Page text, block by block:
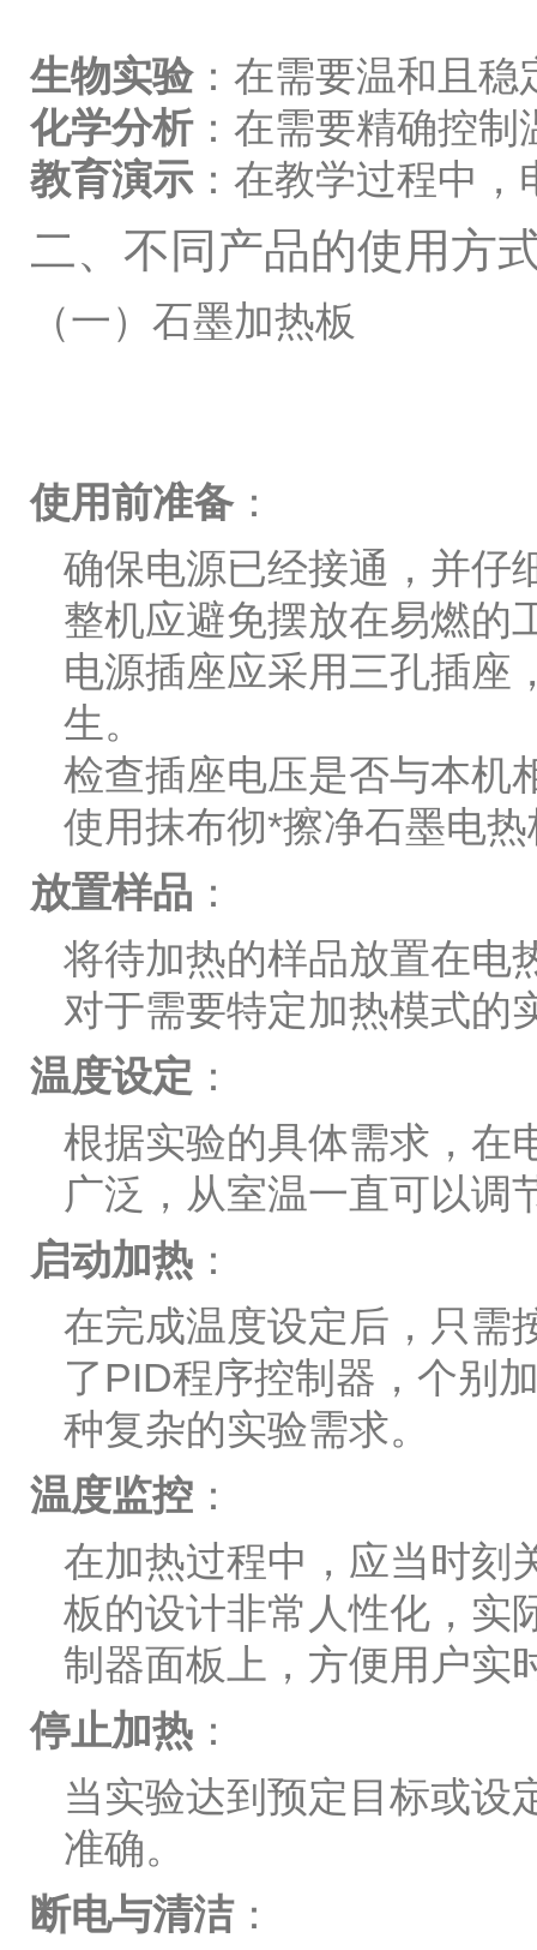
生物实验：在需要温和且稳
化学分析：在需要精确控制
教育演示 ：在教学过程中
二、不同产品的使用方
（一）石墨加热板
使用前准备：
确保电源已经接通，并仔
整机应避免摆放在易燃的
电源插座应采用三孔插座
生。
检查插座电压是否与本机
使用抹布彻*擦净石墨电
放置样品 ：
将待加热的样品放置在电
对于需要特定加热模式的
温度设定 ：
根据实验的具体需求，在
广泛，从室温一直可以调
启动加热 ：
在完成温度设定后，只需
了PID程序控制器，个别
种复杂的实验需求。
温度监控 ：
在加热过程中，应当时刻
板的设计非常人性化，实
制器面板上，方便用户实
停止加热 ：
当实验达到预定目标或设
准确。
断电与清洁：